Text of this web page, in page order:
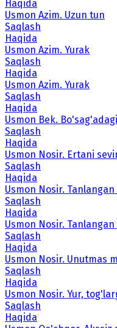
Haqida
Usmon Azim. Uzun tun
Saqlash
Haqida
Usmon Azim. Yurak
Saqlash
Haqida
Usmon Azim. Yurak
Saqlash
Haqida
Usmon Bek.
Saqlash
Haqida
Usmon Nosir. Ertani
Saqlash
Haqida
Usmon Nosir.
Saqlash
Haqida
Usmon Nosir.
Saqlash
Haqida
Usmon Nosir. Unutmas
Saqlash
Haqida
Usmon Nosir. Yur,
Saqlash
Haqida